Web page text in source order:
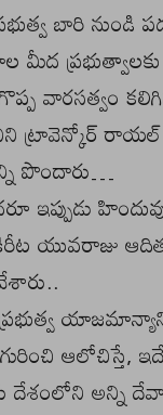
బారి
గొప్ప
ట్రావెన్కోర్
పొందారు…
ఇప్పుడు
ఆదిత్య
ఆలోచిస్తే,
దేశంలోని అన్ని